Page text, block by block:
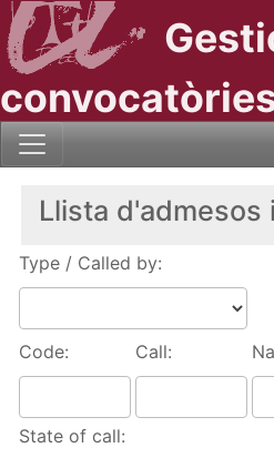
Llista d'admesos
Type / Called by:
Code: Call:
State of call: